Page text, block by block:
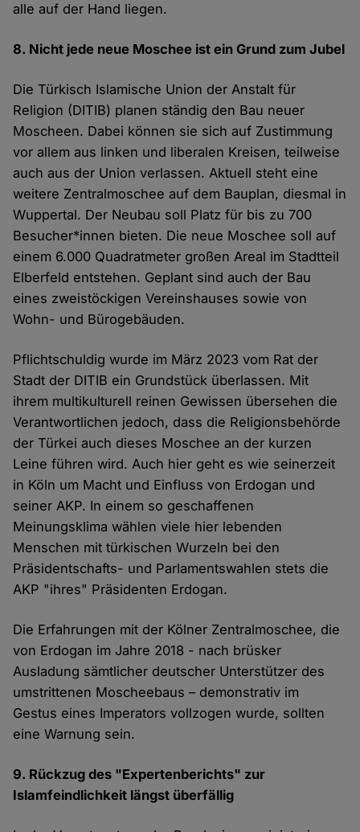
alle auf der Hand liegen.
8. Nicht jede neue Moschee ist ein Grund zum Jubel
Die Türkisch Islamische Union der Anstalt für
Religion (DITIB) planen ständig den Bau neuer
Moscheen. Dabei können sie sich auf Zustimmung
vor allem aus linken und liberalen Kreisen, teilweise
auch aus der Union verlassen. Aktuell steht eine
weitere Zentralmoschee auf dem Bauplan, diesmal in
Wuppertal. Der Neubau soll Platz für bis zu 700
Besucher*innen bieten. Die neue Moschee soll auf
einem 6.000 Quadratmeter großen Areal im Stadtteil
Elberfeld entstehen. Geplant sind auch der Bau
eines zweistöckigen Vereinshauses sowie von
Wohn- und Bürogebäuden.
Pflichtschuldig wurde im März 2023 vom Rat der
Stadt der DITIB ein Grundstück überlassen. Mit
ihrem multikulturell reinen Gewissen übersehen die
Verantwortlichen jedoch, dass die Religionsbehörde
der Türkei auch dieses Moschee an der kurzen
Leine führen wird. Auch hier geht es wie seinerzeit
in Köln um Macht und Einfluss von Erdogan und
seiner AKP. In einem so geschaffenen
Meinungsklima wählen viele hier lebenden
Menschen mit türkischen Wurzeln bei den
Präsidentschafts- und Parlamentswahlen stets die
AKP "ihres" Präsidenten Erdogan.
Die Erfahrungen mit der Kölner Zentralmoschee, die
von Erdogan im Jahre 2018 - nach brüsker
Ausladung sämtlicher deutscher Unterstützer des
umstrittenen Moscheebaus – demonstrativ im
Gestus eines Imperators vollzogen wurde, sollten
eine Warnung sein.
9. Rückzug des "Expertenberichts" zur
Islamfeindlichkeit längst überfällig